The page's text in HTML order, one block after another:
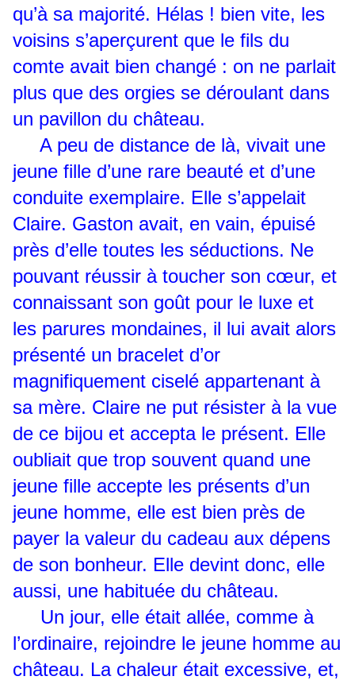
qu’à sa majorité. Hélas ! bien vite, les
voisins s’aperçurent que le fils du
comte avait bien changé : on ne parlait
plus que des orgies se déroulant dans
un pavillon du château.
A peu de distance de là, vivait une
jeune fille d’une rare beauté et d’une
conduite exemplaire. Elle s’appelait
Claire. Gaston avait, en vain, épuisé
près d’elle toutes les séductions. Ne
pouvant réussir à toucher son cœur, et
connaissant son goût pour le luxe et
les parures mondaines, il lui avait alors
présenté un bracelet d’or
magnifiquement ciselé appartenant à
sa mère. Claire ne put résister à la vue
de ce bijou et accepta le présent. Elle
oubliait que trop souvent quand une
jeune fille accepte les présents d’un
jeune homme, elle est bien près de
payer la valeur du cadeau aux dépens
de son bonheur. Elle devint donc, elle
aussi, une habituée du château.
Un jour, elle était allée, comme à
l’ordinaire, rejoindre le jeune homme au
château. La chaleur était excessive, et,